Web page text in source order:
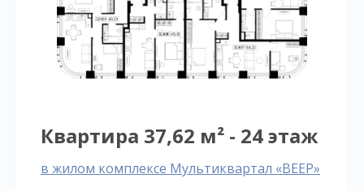
Квартира 37,62 м² - 24 этаж
в жилом комплексе Мультиквартал «ВЕЕР»